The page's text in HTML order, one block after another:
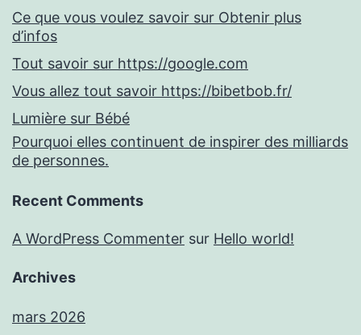
Ce que vous voulez savoir sur Obtenir plus
d’infos
Tout savoir sur https://google.com
Vous allez tout savoir https://bibetbob.fr/
Lumière sur Bébé
Pourquoi elles continuent de inspirer des milliards
de personnes.
Recent Comments
A WordPress Commenter sur Hello world!
Archives
mars 2026